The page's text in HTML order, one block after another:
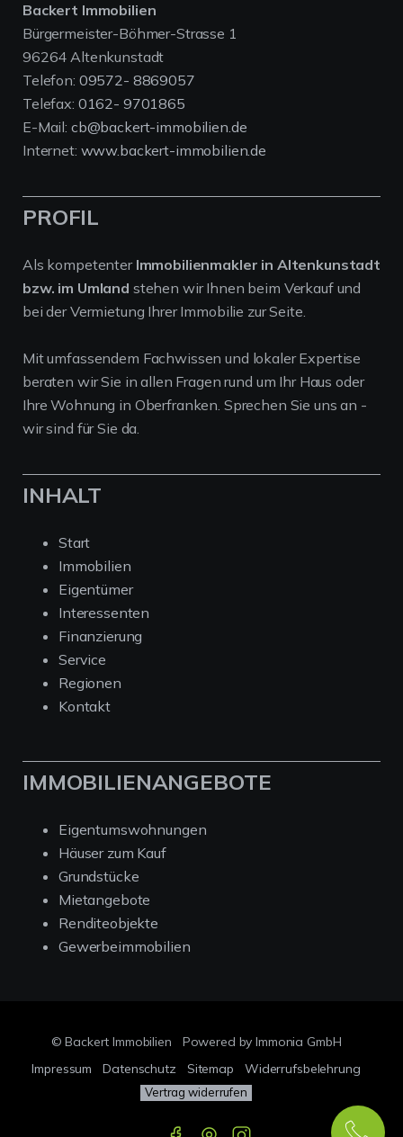
Backert Immobilien
Bürgermeister-Böhmer-Strasse 1
96264 Altenkunstadt
Telefon: 09572- 8869057
Telefax: 0162- 9701865
E-Mail: cb@backert-immobilien.de
Internet: www.backert-immobilien.de
PROFIL
Als kompetenter Immobilienmakler in Altenkunstadt
bzw. im Umland stehen wir Ihnen beim Verkauf und
bei der Vermietung Ihrer Immobilie zur Seite.
Mit umfassendem Fachwissen und lokaler Expertise
beraten wir Sie in allen Fragen rund um Ihr Haus oder
Ihre Wohnung in Oberfranken. Sprechen Sie uns an -
wir sind für Sie da.
INHALT
Start
Immobilien
Eigentümer
Interessenten
Finanzierung
Service
Regionen
Kontakt
IMMOBILIENANGEBOTE
Eigentumswohnungen
Häuser zum Kauf
Grundstücke
Mietangebote
Renditeobjekte
Gewerbeimmobilien
© Backert Immobilien
Powered by Immonia GmbH
Impressum
Datenschutz Sitemap Widerrufsbelehrung
Vertrag widerrufen